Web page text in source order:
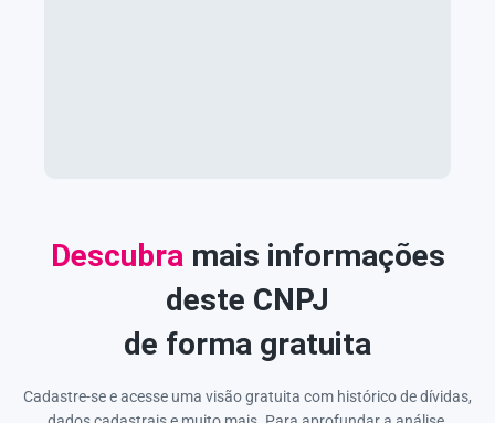
Descubra mais informações
deste CNPJ
de forma gratuita
Cadastre-se e acesse uma visão gratuita com histórico de dívidas,